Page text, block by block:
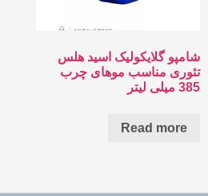
شامپو گلایکولیک اسید هلس
تئوری مناسب موهای چرب
385 میلی لیتر
Read more